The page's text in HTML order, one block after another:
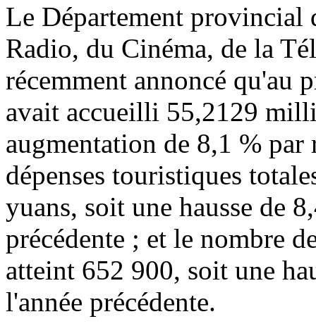
Le Département provincial
Radio, du Cinéma, de la
récemment annoncé qu'au
avait accueilli 55,2129
augmentation de 8,1 % par
dépenses touristiques
yuans, soit une hausse de
précédente ; et le nombre
atteint 652 900, soit une
l'année précédente.